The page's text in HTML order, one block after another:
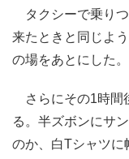
タクシーで乗りつ
来たときと同じよ
の場をあとにした。
さらにその1時間
る。半ズボンにサ
のか、白Tシャツに